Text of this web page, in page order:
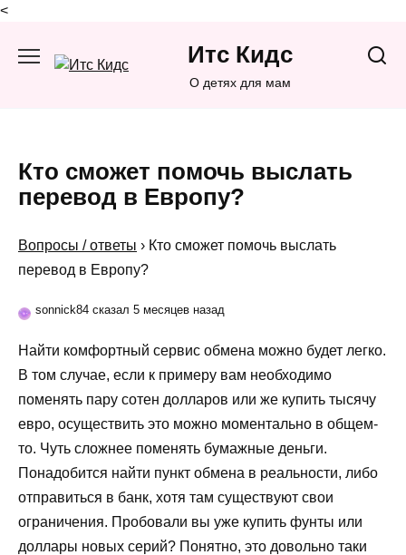
<
содержанию
Итс Кидс
О детях для мам
Кто сможет помочь выслать
перевод в Европу?
Вопросы / ответы › Кто сможет помочь выслать
перевод в Европу?
sonnick84 сказал 5 месяцев назад
Найти комфортный сервис обмена можно будет легко.
В том случае, если к примеру вам необходимо
поменять пару сотен долларов или же купить тысячу
евро, осуществить это можно моментально в общем-
то. Чуть сложнее поменять бумажные деньги.
Понадобится найти пункт обмена в реальности, либо
отправиться в банк, хотя там существуют свои
ограничения. Пробовали вы уже купить фунты или
доллары новых серий? Понятно, это довольно таки